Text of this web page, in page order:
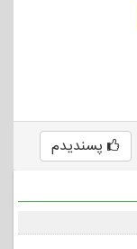
پسندیدم